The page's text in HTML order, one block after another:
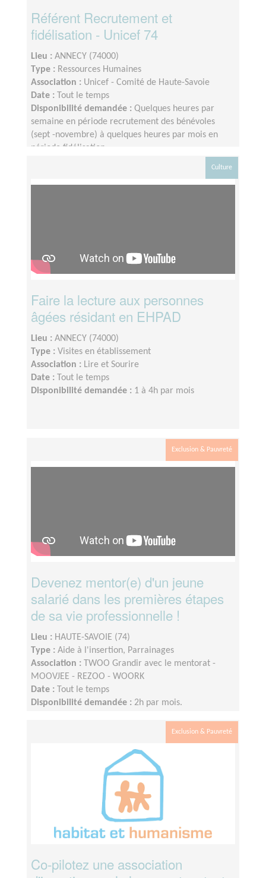
Référent Recrutement et
fidélisation - Unicef 74
Lieu : ANNECY (74000)
Type : Ressources Humaines
Association : Unicef - Comité de Haute-Savoie
Date :
Tout le temps
Disponibilité demandée : Quelques heures par
semaine en période recrutement des bénévoles
(sept -novembre) à quelques heures par mois en
période fidélisation
Culture
Faire la lecture aux personnes
âgées résidant en EHPAD
Lieu : ANNECY (74000)
Type : Visites en établissement
Association : Lire et Sourire
Date :
Tout le temps
Disponibilité demandée : 1 à 4h par mois
Exclusion & Pauvreté
Devenez mentor(e) d'un jeune
salarié dans les premières étapes
de sa vie professionnelle !
Lieu : HAUTE-SAVOIE (74)
Type : Aide à l'insertion, Parrainages
Association :
TWOO Grandir avec le mentorat -
MOOVJEE - REZOO - WOORK
Date :
Tout le temps
Disponibilité demandée : 2h par mois.
Exclusion & Pauvreté
Co-pilotez une association